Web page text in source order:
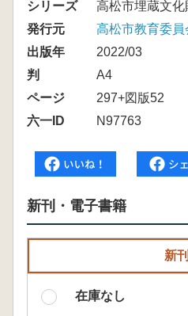
シリーズ
高松市埋蔵文
発行元
高松市教育委員
出版年
2022/03
判
A4
ページ
297+図版52
六一ID
N97763
新刊・電子書籍
新刊
在庫なし